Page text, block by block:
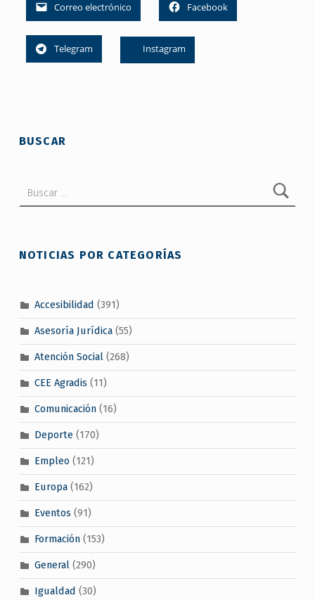
Correo electrónico Facebook
Telegram Instagram
BUSCAR
NOTICIAS POR CATEGORÍAS
Accesibilidad (391)
Asesoría Jurídica(55)
Atención Social(268)
CEE Agradis (11)
Comunicación(16)
Deporte(170)
Empleo (121)
Europa(162)
Eventos (91)
Formación(153)
General(290)
Igualdad (30)